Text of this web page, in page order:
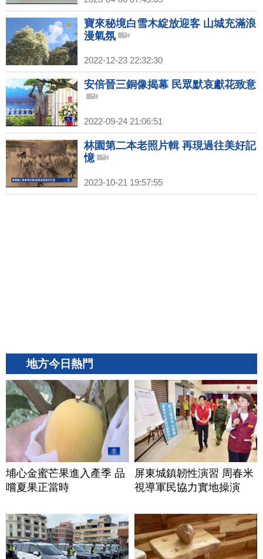
寶來秘境白雪木綻放迎客 山城充滿浪
漫氣氛
2022-12-23 22:32:30
安倍晉三銅像揭幕 民眾默哀獻花致意
2022-09-24 21:06:51
林園第二本老照片輯 再現過往美好記
憶
2023-10-21 19:57:55
地方今日熱門
埔心金蜜芒果進入產季 品
嚐夏果正當時
屏東城鎮韌性演習 周春米
視導軍民協力實地操演